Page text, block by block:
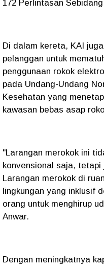
172 Perlintasan
Di dalam kereta, KAI
pelanggan untuk
penggunaan rokok
pada Undang-Undang
Kesehatan yang
kawasan bebas asap
"Larangan merokok ini
konvensional saja, tetapi
Larangan merokok di
lingkungan yang inklusif
orang untuk menghirup
Anwar.
Dengan meningkatnya